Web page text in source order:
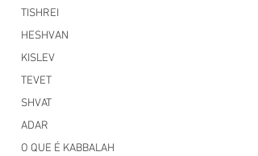
TISHREI
HESHVAN
KISLEV
TEVET
SHVAT
ADAR
O QUE É KABBALAH